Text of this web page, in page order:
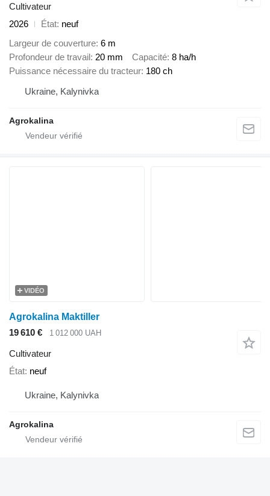
Cultivateur
2026
État neuf
Largeur de couverture 6 m
Profondeur de travail 20 mm Capacité 8 ha/h
Puissance nécessaire du tracteur 180 ch
Ukraine, Kalynivka
Agrokalina
VIDÉO
Agrokalina Maktiller
19 610 €
1 012 000 UAH
Cultivateur
État neuf
Ukraine, Kalynivka
Agrokalina